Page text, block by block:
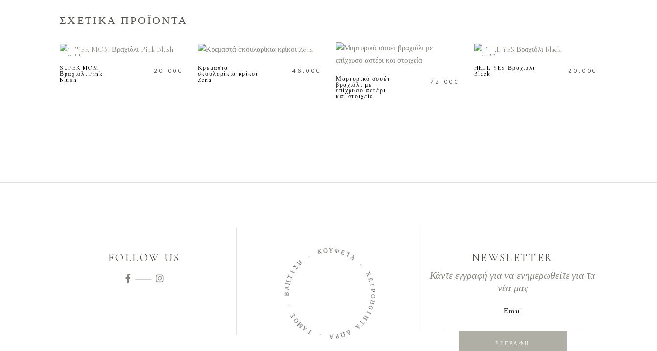
ΣΧΕΤΙΚΑ ΠΡΟΪΟΝΤΑ
Sold
SUPER MOM
Βραχιόλι Pink
Blush
20.00 €
Κρεμαστά
σκουλαρίκια κρίκοι
Zena
46.00€
ΠΡΟΣΘΗΚΗ ΣΤΟ
Μαρτυρικό σουέτ
βραχιόλι με
επίχρυσο αστέρι
και στοιχεία
72.00 €
Sold
HELL YES Βραχιόλι
Black
20.00€
FOLLOW US
Γ
Α
Μ
Ο
Β
Α
Π
Τ
Ι
Σ Η
- ΚΟΥΦΕΤ Α
-
Χ
Ε
Ι
Ρ
Ο
Π
Ο
Ι
Η
Τ
Α
Δ
Ω
Ρ
NEWSLETTER
Κάντε εγγραφή για να ενημερωθείτε για τα
νέα μας
Εmail
ΕΓΓΡΑΦΗ